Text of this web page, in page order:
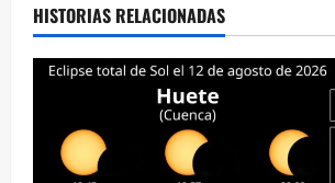
a
HISTORIAS RELACIONADAS